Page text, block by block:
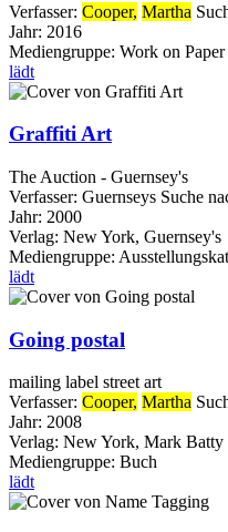
Verfasser: Cooper, Martha
Jahr: 2016
Mediengruppe: Work on Paper
lädt
Graffiti Art
The Auction - Guernsey's
Verfasser: Guernseys Suche
Jahr: 2000
Verlag: New York, Guernsey's
Mediengruppe:
lädt
Going postal
mailing label street art
Verfasser: Cooper, Martha
Jahr: 2008
Verlag: New York, Mark Batty
Mediengruppe: Buch
lädt